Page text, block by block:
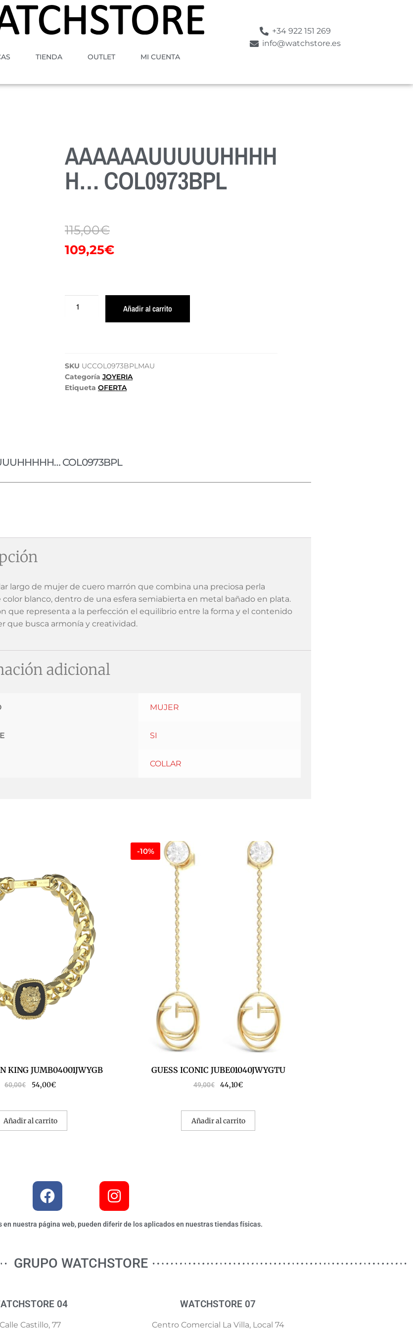
TIENDA OUTLET MI CUENTA
+34 922 151 269
info@watchstore.es
AAAAAAUUUUUHHHH
H… COL0973BPL
115,00€
109,25€
Añadir al carrito
SKU UCCOL0973BPLMAU
Categoría JOYERIA
Etiqueta OFERTA
COL0973BPL
largo de mujer de cuero marrón que combina una preciosa perla
blanco, dentro de una esfera semiabierta en metal bañado en plata.
que representa a la perfección el equilibrio entre la forma y el contenido
que busca armonía y creatividad.
adicional
MUJER
SI
COLLAR
KING JUMB04001JWYGB
60,00€ 54,00€
Añadir al carrito
-10%
GUESS ICONIC JUBE01040JWYGTU
49,00€ 44,10€
Añadir al carrito
nuestra página web, pueden diferir de los aplicados en nuestras tiendas físicas.
GRUPO WATCHSTORE
04
Calle Castillo, 77
WATCHSTORE 07
Centro Comercial La Villa, Local 74